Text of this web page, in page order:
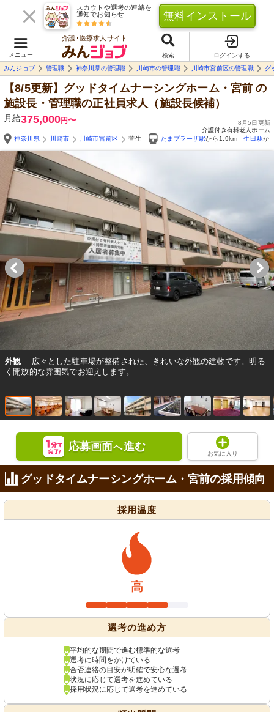
スカウトや選考の連絡を
通知でお知らせ
無料インストール
メニュー
介護･医療求人サイト
検索
ログインする
みんジョブ
管理職 神奈川県の管理職 川崎市の管理職 川崎市宮前区の管理職 グ
【8/5更新】グッドタイムナーシングホーム・宮前 の
施設長・管理職の正社員求人（施設長候補）
月給375,000円〜
8月5日更新
介護付き有料老人ホーム
神奈川県
川崎市 川崎市宮前区 菅生 たまプラーザ駅から1.9km 生田駅か
外観
広々とした駐車場が整備された、きれいな外観の建物です。明る
く開放的な雰囲気でお迎えします。
応募画面へ進む
お気に入り
グッドタイムナーシングホーム・宮前の採用傾向
採用温度
高
選考の進め方
平均的な期間で進む標準的な選考
選考に時間をかけている
合否連絡の目安が明確で安心な選考
状況に応じて選考を進めている
採用状況に応じて選考を進めている